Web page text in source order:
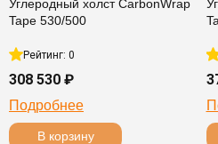
Углеродный холст CarbonWrap
Tape 530/500
Рейтинг: 0
308 530 ₽
Подробнее
В корзину